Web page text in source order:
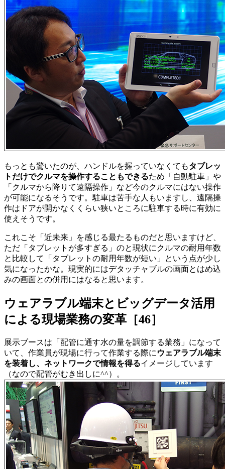
もっとも驚いたのが、ハンドルを握っていなくてもタブレッ
トだけでクルマを操作することもできるため「自動駐車」や
「クルマから降りて遠隔操作」など今のクルマにはない操作
が可能になるそうです。駐車は苦手な人もいますし、遠隔操
作はドアが開かなくくらい狭いところに駐車する時に有効に
使えそうです。
これこそ「近未来」を感じる最たるものだと思いますけど、
ただ「タブレットが多すぎる」のと現状にクルマの耐用年数
と比較して「タブレットの耐用年数が短い」という点が少し
気になったかな。現実的にはデタッチャブルの画面とはめ込
みの画面との併用にはなると思います。
ウェアラブル端末とビッグデータ活用
による現場業務の変革［46］
展示ブースは「配管に通す水の量を調節する業務」になって
いて、作業員が現場に行って作業する際に ウェアラブル端末
を装着し、ネットワークで情報を得るイメージしています
（なので配管がむき出しに^^）。